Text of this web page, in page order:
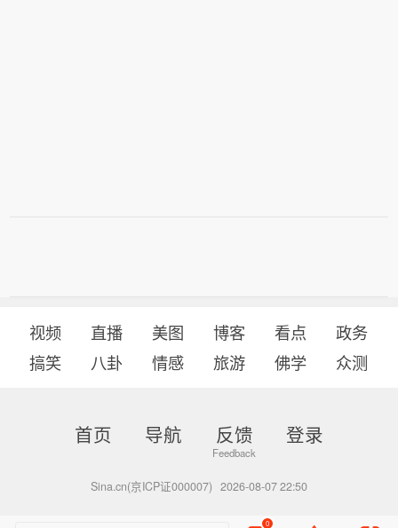
视频 直播 美图 博客 看点
政务
搞笑
八卦 情感 旅游 佛学 众测
首页 导航 反馈 登录
Sina.cn(京ICP证000007) 2026-08-07 22:50
0